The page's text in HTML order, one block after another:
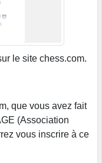
le site chess.com.
que vous avez fait
(Association
vous inscrire à ce